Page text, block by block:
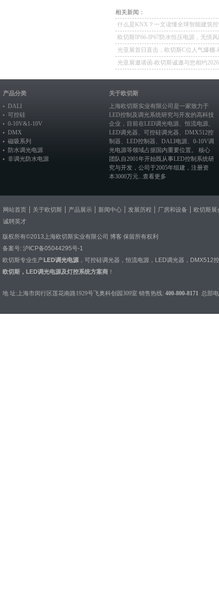
相关新闻：
什么是KNX？一文读懂全球智能建筑
欧切斯IP66-IP67防水恒压电源，无惧
如一
光亚展首日直击，欧切斯C位人气爆棚-
冕，实力再出圈
光亚展邀请函-欧切斯诚邀与您相约
产品分类
DALI
可控硅
0-10V&1-10V
DMX
磁吸系列
防水调光电源
非调光防水电源
关于欧切斯
上海欧切斯实业有限公司是一家致力于
LED控制及调光系统研究与开发的高科技
企业，目前在LED调光电源、恒流电源、
LED调光器、 可控硅调光器、 DMX512控
制器、 LED控制器、 DALI电源、 0-10V调
光电源等领域占据国内重要位置。 核心
团队自2001年开始既从事LED控制系统研
究与开发，公司于2005年组建，注册资
本3000万元...查看更多
网站首页 关于欧切斯 产品展示 新闻中心 发展历程 厂房和设备
欧切斯展
诚聘英才
版权所有©2013上海欧切斯实业有限公司 博客 保留所有权利
备案号: 沪ICP备05044295号-1
欧切斯专业生产LED调光电源 ， 可控硅调光器 ， 恒流电源 ， LED调光器 ， DMX512
欧切斯，LED调光电源及灯控系统方案商 ！
地 址:上海市闵行区莲花南路1929号飞奥科创园309室 销售热线: 400-800-8171 总部